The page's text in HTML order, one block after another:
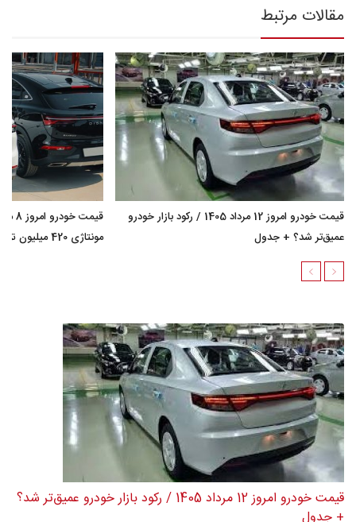
مقالات مرتبط
قیمت خودرو امروز 12 مرداد 1405 / رکود بازار خودرو
عمیق‌تر شد؟ + جدول
مونتاژی 420 میلیون تومان گران شد؟ + جدول
قیمت خودرو امروز 12 مرداد 1405 / رکود بازار خودرو عمیق‌تر شد؟
+ جدول